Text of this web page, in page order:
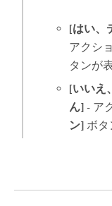
[はい、
アクシ
タンが
[いいえ
ん] - ア
ン] ボタ